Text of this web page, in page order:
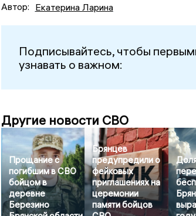
Автор: Екатерина Ларина
Подписывайтесь, чтобы
узнавать о важном:
Другие новости СВО
Прощание с
погибшим в СВО
бойцом в
деревне
Березино
Брянцев
предупредили о
фейковых
приглашениях на
церемонии
памяти бойцов